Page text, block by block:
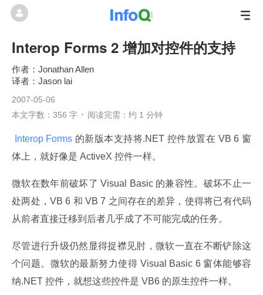
Interop Forms 2 增加对控件的支持
Jonathan Allen
Jason lai
2007-05-06
本文字数：356 字
阅读完需：约 1 分钟
Interop Forms 的新版本支持将.NET 控件放置在 VB 6 窗
体上，就好像是 ActiveX 控件一样。
微软在数年前破坏了 Visual Basic 的兼容性。破坏不止一
处两处，VB 6 和 VB 7 之间存在的差异，使得将已有代码
从前者直接迁移到后者几乎成了不可能完成的任务。
尽管进行升级仍然显得捉襟见肘，微软一直在不断铲除这
个问题。微软的最新努力使得 Visual Basic 6 窗体能够容
纳.NET 控件，就想这些控件是 VB6 的原生控件一样。